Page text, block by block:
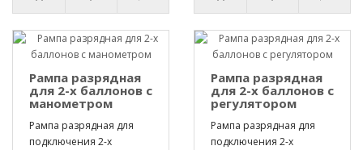
Рампа разрядная
для 2-х баллонов с
манометром
Рампа разрядная для
подключения 2-х
Рампа разрядная
для 2-х баллонов с
регулятором
Рампа разрядная для
подключения 2-х